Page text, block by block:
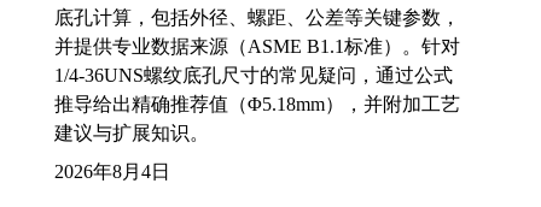
底孔计算，包括外径、螺距、公差等关键参数，
并提供专业数据来源（ASME B1.1标准）。针对
1/4-36UNS螺纹底孔尺寸的常见疑问，通过公式
推导给出精确推荐值（Φ5.18mm），并附加工艺
建议与扩展知识。
2026年8月4日